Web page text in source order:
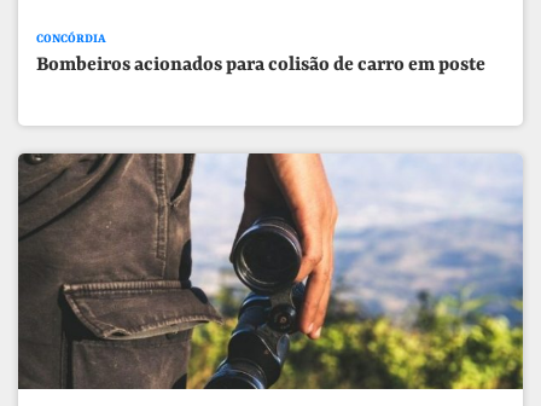
CONCÓRDIA
Bombeiros acionados para colisão de carro em poste